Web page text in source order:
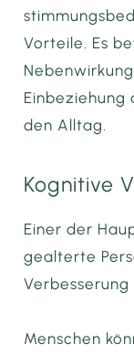
Vorteile. Es
Einbeziehung
den Alltag.
Kognitive
Einer der
gealterte
Menschen